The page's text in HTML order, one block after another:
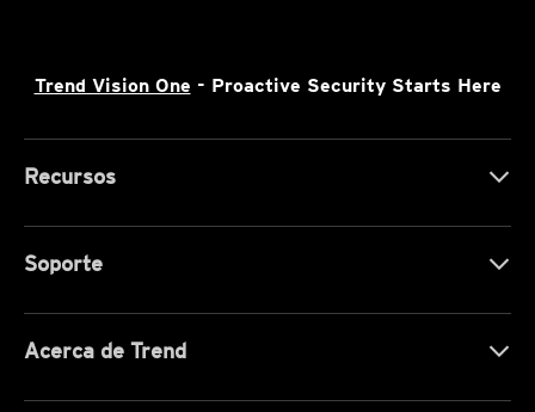
Trend Vision One - Proactive Security Starts Here
Recursos
Soporte
Acerca de Trend